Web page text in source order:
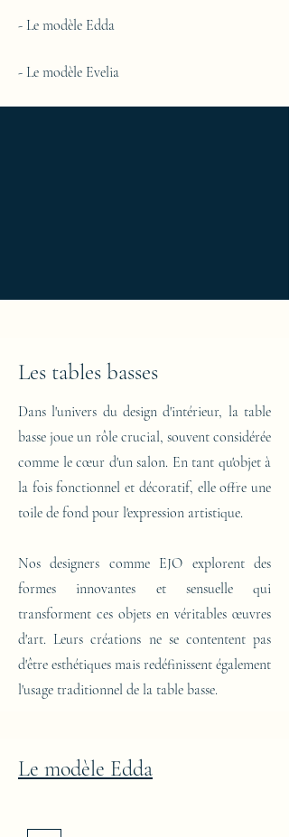
- Le modèle Edda
- Le modèle Evelia
Les tables basses
Dans l'univers du design d'intérieur, la table
basse joue un rôle crucial, souvent considérée
comme le cœur d'un salon. En tant qu'objet à
la fois fonctionnel et décoratif, elle offre une
toile de fond pour l'expression artistique.
Nos designers comme EJO explorent des
formes innovantes et sensuelle qui
transforment ces objets en véritables œuvres
d'art. Leurs créations ne se contentent pas
d'être esthétiques mais redéfinissent également
l'usage traditionnel de la table basse.
Le modèle Edda